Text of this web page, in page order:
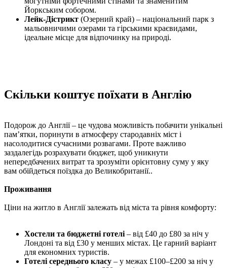
Йоркським собором.
Лейк-Дістрикт (Озерний край) – національний парк з
мальовничими озерами та гірськими краєвидами,
ідеальне місце для відпочинку на природі.
Cкільки коштує поїхати в Англію
Подорож до Англії – це чудова можливість побачити унікальні
пам’ятки, поринути в атмосферу стародавніх міст і
насолодитися сучасними розвагами. Проте важливо
заздалегідь розрахувати бюджет, щоб уникнути
непередбачених витрат та зрозуміти орієнтовну суму у яку
вам обійдеться поїздка до Великобританії..
Проживання
Ціни на житло в Англії залежать від міста та рівня комфорту:
Хостели та бюджетні готелі – від £40 до £80 за ніч у
Лондоні та від £30 у менших містах. Це гарний варіант
для економних туристів.
Готелі середнього класу – у межах £100–£200 за ніч у